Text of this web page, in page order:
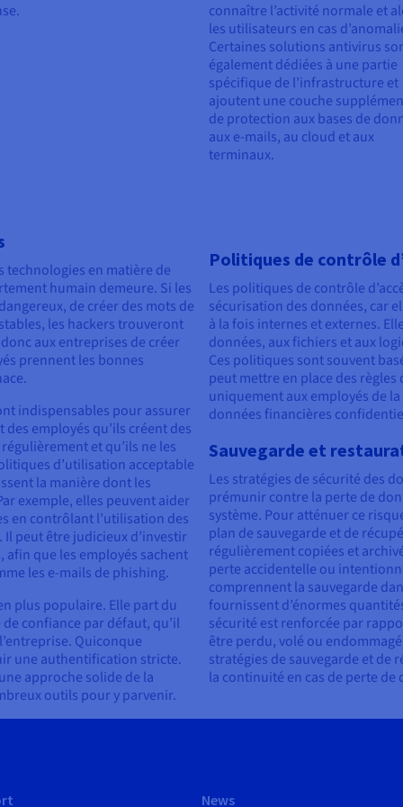
connaître l’activité normale et
les utilisateurs en cas
Certaines solutions antivirus
également dédiées à une partie
spécifique de l’infrastructure et
ajoutent une couche
de protection aux bases de
aux e-mails, au cloud et aux
terminaux.
technologies en matière de
humain demeure. Si les
de créer des mots de
les hackers trouveront
aux entreprises de créer
prennent les bonnes
indispensables pour assurer
employés qu’ils créent des
et qu’ils ne les
d’utilisation acceptable
la manière dont les
exemple, elles peuvent aider
en contrôlant l’utilisation des
Il peut être judicieux d’investir
que les employés sachent
les e-mails de phishing.
plus populaire. Elle part du
confiance par défaut, qu’il
Quiconque
une authentification stricte.
approche solide de la
outils pour y parvenir.
Politiques de contrôle
Les politiques de contrôle
sécurisation des données, car
à la fois internes et externes.
données, aux fichiers et aux
Ces politiques sont souvent
peut mettre en place des
uniquement aux employés de
données financières
Sauvegarde et
Les stratégies de sécurité des
prémunir contre la perte de
système. Pour atténuer ce
plan de sauvegarde et de
régulièrement copiées et
perte accidentelle ou
comprennent la sauvegarde
fournissent d’énormes
sécurité est renforcée par
être perdu, volé ou
stratégies de sauvegarde et
la continuité en cas de perte de
News